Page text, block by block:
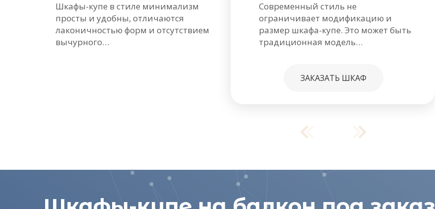
Шкафы-купе в стиле минимализм
просты и удобны, отличаются
лаконичностью форм и отсутствием
вычурного…
Современный стиль не
ограничивает модификацию и
размер шкафа-купе. Это может быть
традиционная модель…
ЗАКАЗАТЬ ШКАФ